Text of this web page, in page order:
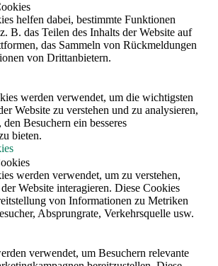
helfen dabei, bestimmte Funktionen
B. das Teilen des Inhalts der Website auf
das Sammeln von Rückmeldungen
von Drittanbietern.
werden verwendet, um die wichtigsten
Website zu verstehen und zu analysieren,
Besuchern ein besseres
bieten.
werden verwendet, um zu verstehen,
Website interagieren. Diese Cookies
von Informationen zu Metriken
Absprungrate, Verkehrsquelle usw.
verwendet, um Besuchern relevante